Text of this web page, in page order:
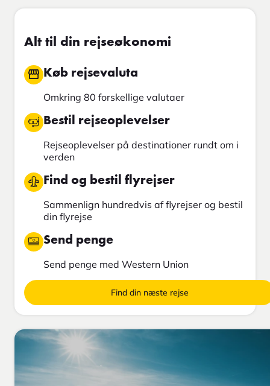
Alt til din rejseøkonomi
Køb rejsevaluta
Omkring 80 forskellige valutaer
Bestil rejseoplevelser
Rejseoplevelser på destinationer rundt om i
verden
Find og bestil flyrejser
Sammenlign hundredvis af flyrejser og bestil
din flyrejse
Send penge
Send penge med Western Union
Find din næste rejse